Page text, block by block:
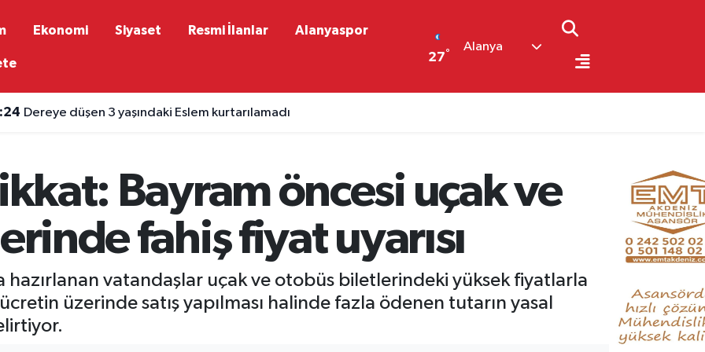
Ekonomi Siyaset Resmi İlanlar Alanyaspor
27°
Alanya
5 Burç İçin Para Kapıları Aralanıyor: Astrologdan öne çıkan Ağustos Yorumu
Bayram öncesi uçak ve
fahiş fiyat uyarısı
hazırlanan vatandaşlar uçak ve otobüs biletlerindeki yüksek fiyatlarla
üzerinde satış yapılması halinde fazla ödenen tutarın yasal